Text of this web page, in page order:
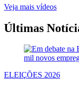
Veja mais vídeos
Últimas
ELEIÇÕES 2026